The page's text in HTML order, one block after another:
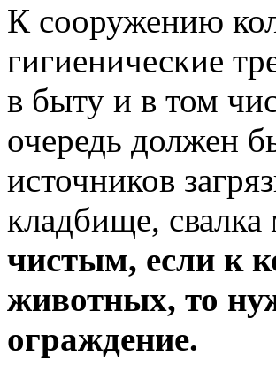
К сооружению
гигиенические
в быту и в том
очередь должен
источников
кладбище, свалка
чистым, если к
животных, то
ограждение.